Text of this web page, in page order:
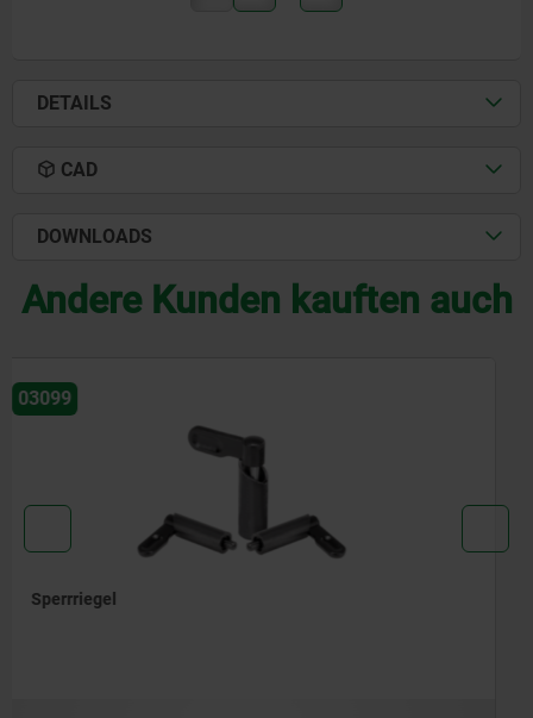
DETAILS
CAD
DOWNLOADS
Andere Kunden kauften auch
03102-15
Riegel mit Rückstellfeder Edelstahl Riegel nach oben